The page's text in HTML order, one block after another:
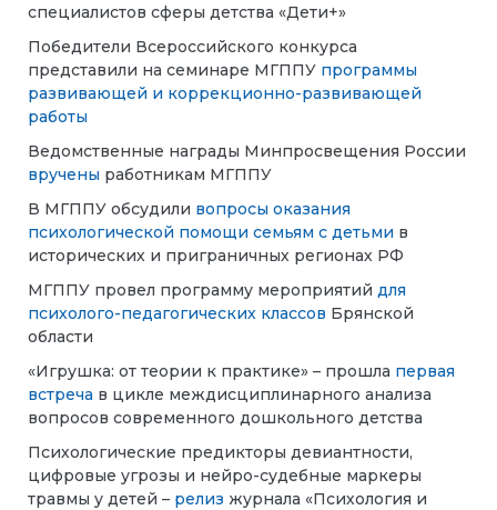
специалистов сферы детства «Дети+»
Победители Всероссийского конкурса
представили на семинаре МГППУ программы
развивающей и коррекционно-развивающей
работы
Ведомственные награды Минпросвещения России
вручены работникам МГППУ
В МГППУ обсудили вопросы оказания
психологической помощи семьям с детьми в
исторических и приграничных регионах РФ
МГППУ провел программу мероприятий для
психолого-педагогических классов Брянской
области
«Игрушка: от теории к практике» – прошла первая
встреча в цикле междисциплинарного анализа
вопросов современного дошкольного детства
Психологические предикторы девиантности,
цифровые угрозы и нейро-судебные маркеры
травмы у детей – релиз журнала «Психология и